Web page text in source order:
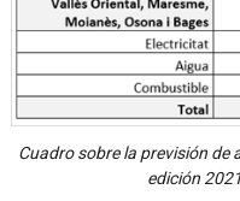
Cuadro sobre la previsión de
edición